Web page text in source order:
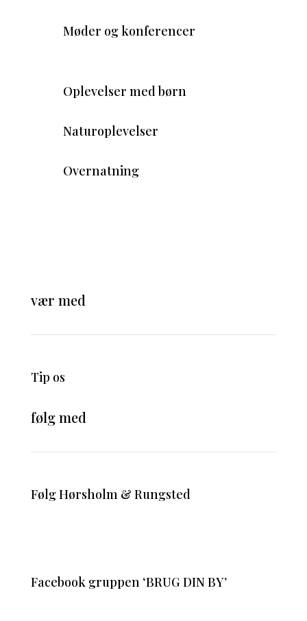
Møder og konferencer
Oplevelser med børn
Naturoplevelser
Overnatning
vær med
Tip os
følg med
Følg Hørsholm & Rungsted
Facebook gruppen ‘BRUG DIN BY’